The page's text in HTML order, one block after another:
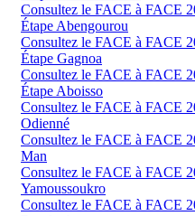
Consultez le FACE à FACE
Étape Abengourou
Consultez le FACE à FACE
Étape Gagnoa
Consultez le FACE à FACE
Étape Aboisso
Consultez le FACE à FACE
Odienné
Consultez le FACE à FACE
Man
Consultez le FACE à FACE
Yamoussoukro
Consultez le FACE à FACE